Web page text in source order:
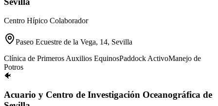
Centro Hípico Colaborador
Paseo Ecuestre de la Vega, 14, Sevilla
Clínica de Primeros Auxilios EquinosPaddock ActivoManejo de
Potros
🐠
Acuario y Centro de Investigación Oceanográfica de